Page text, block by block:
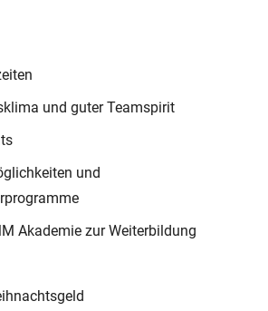
und guter Teamspirit
und
Akademie zur Weiterbildung